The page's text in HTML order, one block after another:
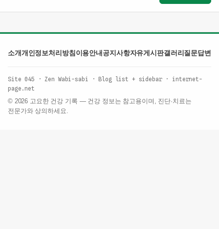
소개 개인정보처리방침 이용안내 공지사항자유게시판갤러리 질문답변
Site 045 · Zen Wabi-sabi · Blog list + sidebar · internet-
page.net
© 2026 고요한 건강 기록 — 건강 정보는 참고용이며, 진단·치료는
전문가와 상의하세요.